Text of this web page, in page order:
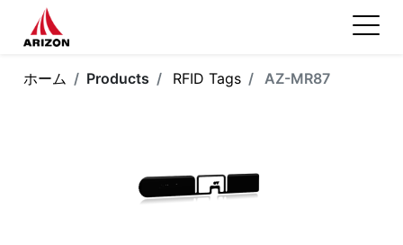
ホーム Products RFID Tags AZ-MR87